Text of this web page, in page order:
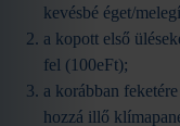
kevésbé éget/
a kopott első
fel (100eFt);
a korábban
hozzá illő